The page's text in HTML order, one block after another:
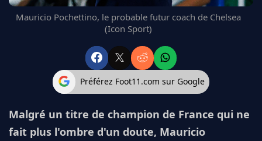
L'AVIS DE LA RÉDAC'
Mauricio Pochettino, le probable futur coach de Chelsea
(Icon Sport)
Préférez Foot11.com sur Google
Malgré un titre de champion de France qui ne
fait plus l'ombre d'un doute, Mauricio